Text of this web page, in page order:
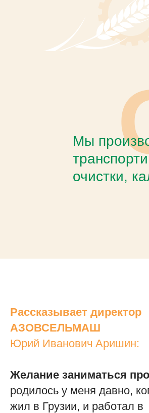
Мы
очистки,
Рассказывает директор
АЗОВСЕЛЬМАШ
Юрий Иванович Аришин:
Желание заниматься
родилось у меня давно,
жил в Грузии, и работал в